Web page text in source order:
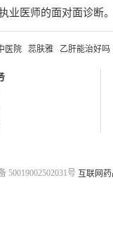
业医师的面对面诊断
医院 蕊肤雅 乙肝能治好吗
50019002502031号 互联网